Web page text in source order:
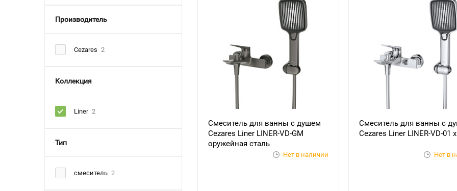
Производитель
Cezares 2
Коллекция
Liner 2
Тип
смеситель 2
Смеситель для ванны с душем
Cezares Liner LINER-VD-GM
оружейная сталь
Нет в наличии
Смеситель для ванны с
Cezares Liner LINER-VD-01
Нет в